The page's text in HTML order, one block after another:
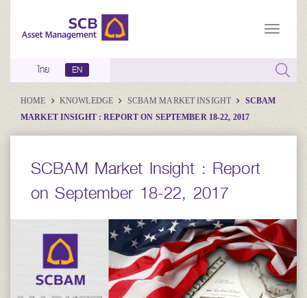
ไทย EN
HOME KNOWLEDGE SCBAM MARKET INSIGHT
SCBAM
MARKET INSIGHT : REPORT ON SEPTEMBER 18-22, 2017
SCBAM Market Insight : Report
on September 18-22, 2017